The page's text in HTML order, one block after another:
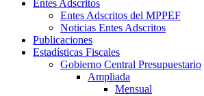
Entes Adscritos
Entes Adscritos del MPPEF
Noticias Entes Adscritos
Publicaciones
Estadísticas Fiscales
Gobierno Central Presupuestario
Ampliada
Mensual